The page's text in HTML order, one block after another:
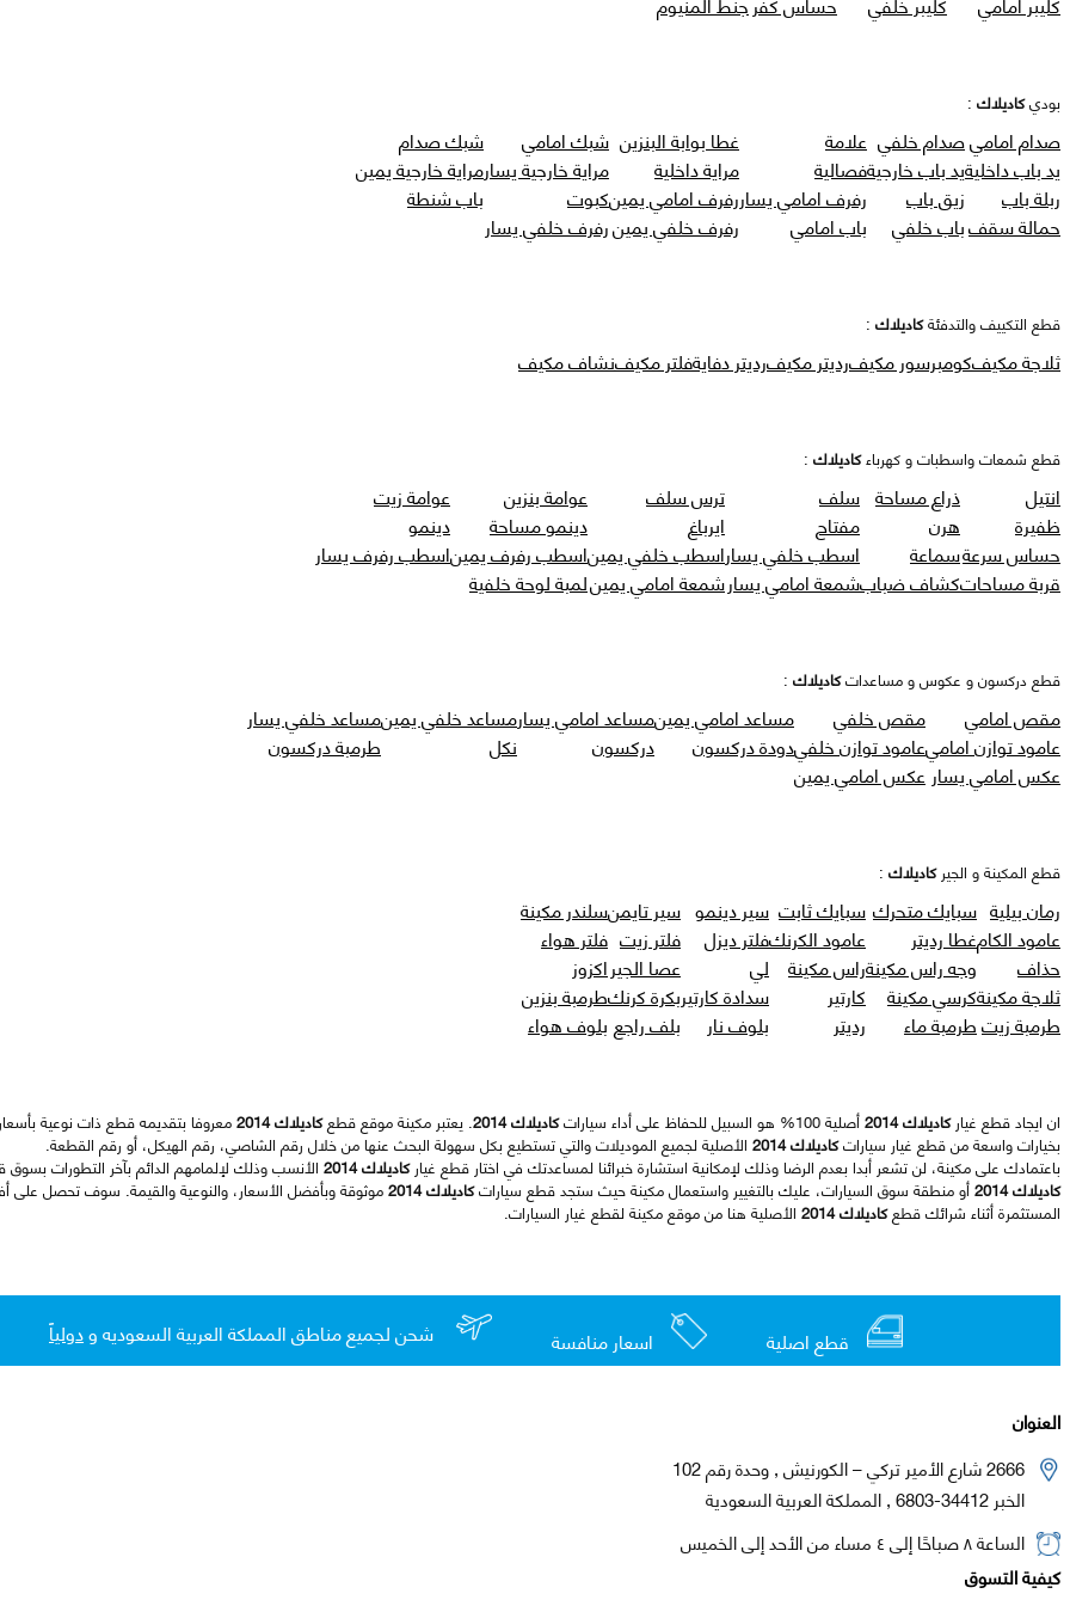
بوديكاديلاك :
صدام اماميصدام خلفي علامة غطا بوابة البنزين شبك امامي
شبك صدام
يد باب داخليةيد باب خارجيةفصالية مراية داخلية مراية خارجية يسارمراية خارجية يمين
ربلة باب
زيق باب رفرف امامي يساررفرف امامي يمينكبوت
باب شنطة
حمالة سقفباب خلفي باب امامي رفرف خلفي يمينرفرف خلفي يسار
قطع التكييف والتدفئةكاديلاك :
ثلاجة مكيفكومبرسور مكيفرديتر مكيفرديتر دفايةفلتر مكيفنشاف مكيف
قطع شمعات واسطبات و كهرباءكاديلاك :
انتيل ذراع مساحة سلف ترس سلف عوامة بنزين
عوامة زيت
ظفيرة
هرن مفتاح ايرباغ دينمو مساحة
دينمو
حساس سرعةسماعة اسطب خلفي يساراسطب خلفي يميناسطب رفرف يميناسطب رفرف يسار
قربة مساحاتكشاف ضبابشمعة امامي يسارشمعة امامي يمينلمبة لوحة خلفية
قطع دركسون و عكوس و مساعداتكاديلاك :
مقص امامي مقص خلفي مساعد امامي يمينمساعد امامي يسارمساعد خلفي يمينمساعد خلفي يسار
عامود توازن اماميعامود توازن خلفيدودة دركسون دركسون نكل
طرمبة دركسون
عكس امامي يسار عكس امامي يمين
قطع المكينة و الجيركاديلاك :
رمان بيلية سبايك متحرك سبايك ثابت سير دينمو سير تايمنسلندر مكينة
عامود الكامغطا رديتر عامود الكرنكفلتر ديزل فلتر زيت فلتر هواء
حذاف
وجه راس مكينةراس مكينة لي عصا الجيراكزوز
ثلاجة مكينةكرسي مكينة كارتير سدادة كارتيربكرة كرنكطرمبة بنزين
طرمبة زيتطرمبة ماء رديتر بلوف نار بلف راجع بلوف هواء
ان ايجاد قطع غياركاديلاك 2014 أصلية 100% هو السبيل للحفاظ على أداء سيارات كاديلاك 2014 . يعتبر مكينة موقع قطعكاديلاك 2014 معروفا بتقديمه قطع ذات نوعية
بخيارات واسعة من قطع غيار سياراتكاديلاك 2014 الأصلية لجميع الموديلات والتي تستطيع بكل سهولة البحث عنها من خلال رقم الشاصي، رقم الهيكل، أو رقم القطعة.
باعتمادك على مكينة، لن تشعر أبدا بعدم الرضا وذلك لإمكانية استشارة خبرائنا لمساعدتك في اختار قطع غياركاديلاك 2014 الأنسب وذلك لإلمامهم الدائم بآخر التطورات بسوق
كاديلاك 2014 أو منطقة سوق السيارات، عليك بالتغيير واستعمال مكينة حيث ستجد قطع سياراتكاديلاك 2014 موثوقة وبأفضل الأسعار، والنوعية والقيمة. سوف تحصل
المستثمرة أثناء شرائك قطعكاديلاك 2014 الأصلية هنا من موقع مكينة لقطع غيار السيارات.
قطع اصلية اسعار منافسة شحن لجميع مناطق المملكة العربية السعوديه ودولياً
العنوان
2666 شارع الأمير تركي – الكورنيش , وحدة رقم 102
الخبر 34412-6803 , المملكة العربية السعودية
الساعة ٨ صباحًا إلى ٤ مساء من الأحد إلى الخميس
كيفية التسوق